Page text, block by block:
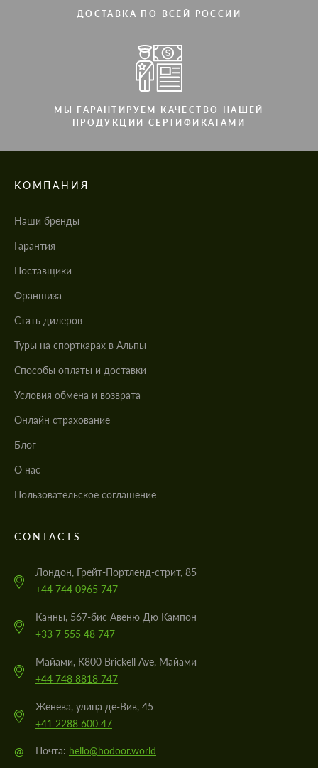
ДОСТАВКА ПО ВСЕЙ РОССИИ
МЫ ГАРАНТИРУЕМ КАЧЕСТВО НАШЕЙ
ПРОДУКЦИИ СЕРТИФИКАТАМИ
КОМПАНИЯ
Наши бренды
Гарантия
Поставщики
Франшиза
Стать дилеров
Туры на спорткарах в Альпы
Cпособы оплаты и доставки
Условия обмена и возврата
Онлайн страхование
Блог
О нас
Пользовательское соглашение
CONTACTS
Лондон, Грейт-Портленд-стрит, 85
+44 744 0965 747
Канны, 567-бис Авеню Дю Кампон
+33 7 555 48 747
Майами, K800 Brickell Ave, Майами
+44 748 8818 747
Женева, улица де-Вив, 45
+41 2288 600 47
@ Почта: hello@hodoor.world